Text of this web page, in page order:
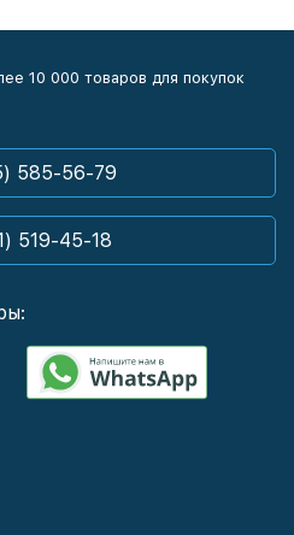
10 000 товаров для покупок
585-56-79
519-45-18